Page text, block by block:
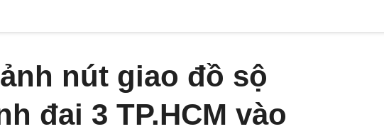
nút giao đồ sộ
đai 3 TP.HCM vào